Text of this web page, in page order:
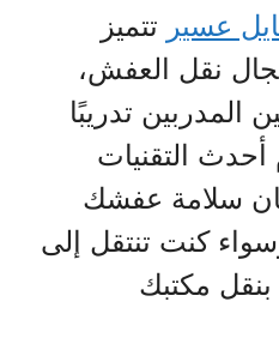
عسير تتميز
نقل العفش،
المدربين تدريبًا
التقنيات
سلامة عفشك
كنت تنتقل إلى
مكتبك